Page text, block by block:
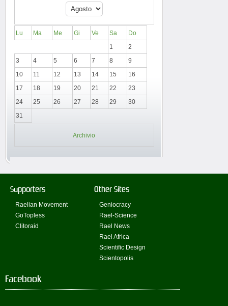
Lu Ma Me Gi Ve Sa
Do
1
2
3
4 5 6 7 8
9
10
11 12 13 14 15
16
17
18 19 20 21 22
23
24
25 26 27 28 29
30
31
Archivio
Supporters
Raelian Movement
GoTopless
Clitoraid
Other Sites
Geniocracy
Rael-Science
Rael News
Rael Africa
Scientific Design
Scientopolis
Facebook